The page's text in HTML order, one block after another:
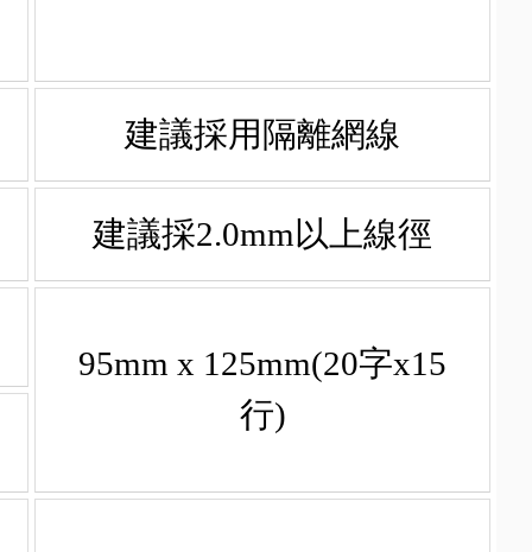
建議採用隔離網線
建議採2.0mm以上線徑
95mm x 125mm(20字x15
行)